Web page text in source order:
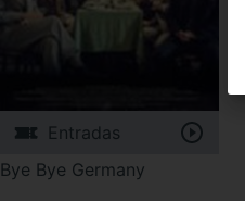
Entradas
Bye Bye Germany